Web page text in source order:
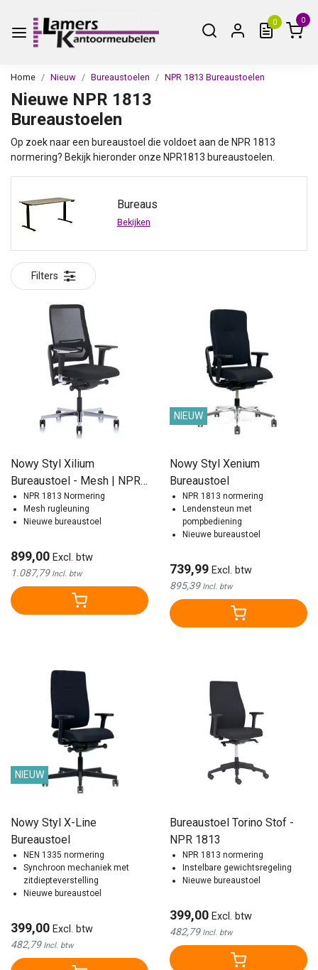
0 0
Home Nieuw Bureaustoelen NPR 1813 Bureaustoelen
Nieuwe NPR 1813
Bureaustoelen
Op zoek naar een bureaustoel die voldoet aan de NPR 1813
normering? Bekijk hieronder onze NPR1813 bureaustoelen.
Bureaus
Bekijken
Filters
Nowy Styl Xilium
Bureaustoel - Mesh | NPR
1813NPR 1813 Normering
Mesh rugleuning
Nieuwe bureaustoel
899,00 Excl. btw
1.087,79 Incl. btw
NIEUW
Nowy Styl Xenium
Bureaustoel
NPR 1813 normering
Lendensteun met
pompbediening
Nieuwe bureaustoel
739,99 Excl. btw
895,39 Incl. btw
NIEUW
Nowy Styl X-Line
Bureaustoel
NEN 1335 normering
Synchroon mechaniek met
zitdiepteverstelling
Nieuwe bureaustoel
399,00 Excl. btw
482,79 Incl. btw
Bureaustoel Torino Stof -
NPR 1813
NPR 1813 normering
Instelbare gewichtsregeling
Nieuwe bureaustoel
399,00 Excl. btw
482,79 Incl. btw